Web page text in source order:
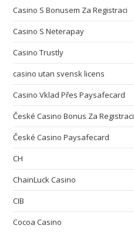
Casino S Bonusem Za Registraci
Casino S Neterapay
Casino Trustly
casino utan svensk licens
Casino Vklad Přes Paysafecard
České Casino Bonus Za Registraci
České Casino Paysafecard
CH
ChainLuck Casino
CIB
Cocoa Casino